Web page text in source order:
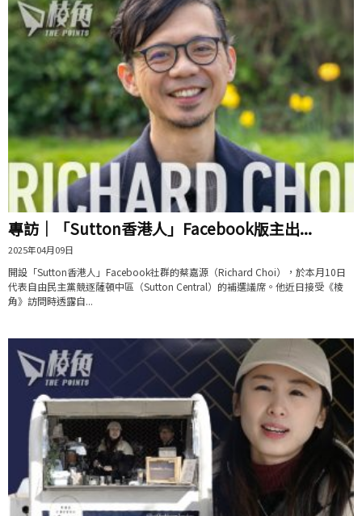
專訪｜「Sutton香港人」Facebook版主出...
2025年04月09日
開設「Sutton香港人」Facebook社群的蔡嘉源（Richard Choi），於本月10日
代表自由民主黨競逐薩頓中區（Sutton Central）的補選議席。他近日接受《棱
角》訪問時透露自...